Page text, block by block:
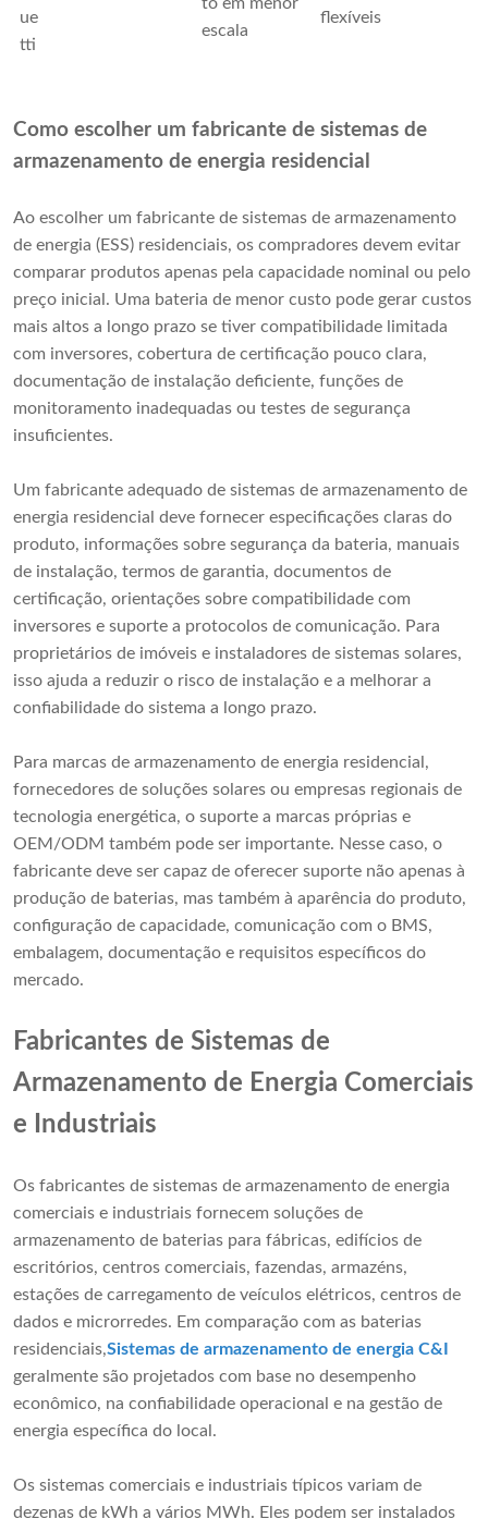
ue
tti
escala
flexíveis
Como escolher um fabricante de sistemas de
armazenamento de energia residencial
Ao escolher um fabricante de sistemas de armazenamento
de energia (ESS) residenciais, os compradores devem evitar
comparar produtos apenas pela capacidade nominal ou pelo
preço inicial. Uma bateria de menor custo pode gerar custos
mais altos a longo prazo se tiver compatibilidade limitada
com inversores, cobertura de certificação pouco clara,
documentação de instalação deficiente, funções de
monitoramento inadequadas ou testes de segurança
insuficientes.
Um fabricante adequado de sistemas de armazenamento de
energia residencial deve fornecer especificações claras do
produto, informações sobre segurança da bateria, manuais
de instalação, termos de garantia, documentos de
certificação, orientações sobre compatibilidade com
inversores e suporte a protocolos de comunicação. Para
proprietários de imóveis e instaladores de sistemas solares,
isso ajuda a reduzir o risco de instalação e a melhorar a
confiabilidade do sistema a longo prazo.
Para marcas de armazenamento de energia residencial,
fornecedores de soluções solares ou empresas regionais de
tecnologia energética, o suporte a marcas próprias e
OEM/ODM também pode ser importante. Nesse caso, o
fabricante deve ser capaz de oferecer suporte não apenas à
produção de baterias, mas também à aparência do produto,
configuração de capacidade, comunicação com o BMS,
embalagem, documentação e requisitos específicos do
mercado.
Fabricantes de Sistemas de
Armazenamento de Energia Comerciais
e Industriais
Os fabricantes de sistemas de armazenamento de energia
comerciais e industriais fornecem soluções de
armazenamento de baterias para fábricas, edifícios de
escritórios, centros comerciais, fazendas, armazéns,
estações de carregamento de veículos elétricos, centros de
dados e microrredes. Em comparação com as baterias
residenciais,Sistemas de armazenamento de energia C&I
geralmente são projetados com base no desempenho
econômico, na confiabilidade operacional e na gestão de
energia específica do local.
Os sistemas comerciais e industriais típicos variam de
dezenas de kWh a vários MWh. Eles podem ser instalados